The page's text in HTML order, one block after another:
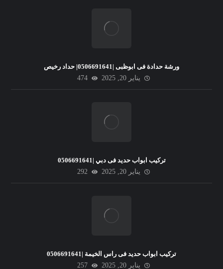
ورشة حدادة فى ابوظبى |0506691641| حداد رخيص
يناير 20, 2025
474
تركيب ابواب حديد فى دبي |0506691641
يناير 20, 2025
292
تركيب ابواب حديد فى راس الخيمة |0506691641
يناير 20, 2025
257